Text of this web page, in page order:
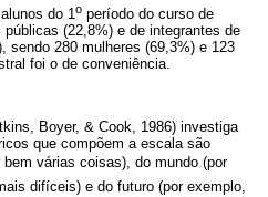
do 1o período do curso de
(22,8%) e de integrantes de
sendo 280 mulheres (69,3%) e 123
foi o de conveniência.
Boyer, & Cook, 1986) investiga
que compõem a escala são
várias coisas), do mundo (por
difíceis) e do futuro (por exemplo,